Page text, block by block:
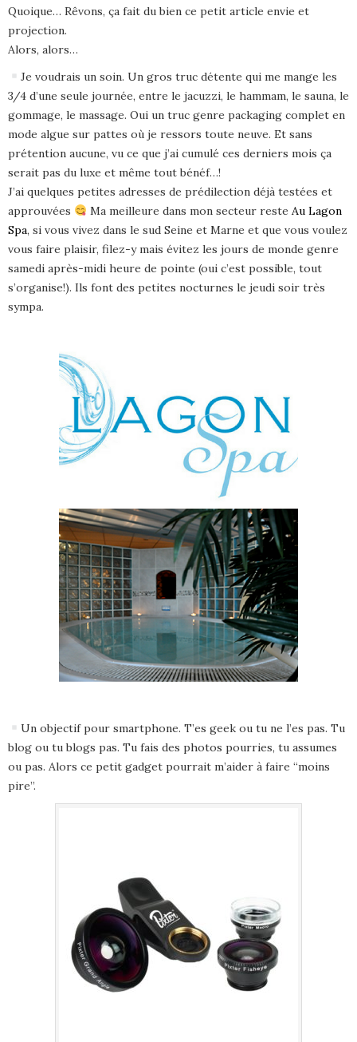
Quoique… Rêvons, ça fait du bien ce petit article envie et
projection.
Alors, alors…
Je voudrais un soin. Un gros truc détente qui me mange les
3/4 d’une seule journée, entre le jacuzzi, le hammam, le sauna, le
gommage, le massage. Oui un truc genre packaging complet en
mode algue sur pattes où je ressors toute neuve. Et sans
prétention aucune, vu ce que j’ai cumulé ces derniers mois ça
serait pas du luxe et même tout bénéf…!
J’ai quelques petites adresses de prédilection déjà testées et
approuvées
Ma meilleure dans mon secteur reste Au Lagon
Spa, si vous vivez dans le sud Seine et Marne et que vous voulez
vous faire plaisir, filez-y mais évitez les jours de monde genre
samedi après-midi heure de pointe (oui c’est possible, tout
s’organise!). Ils font des petites nocturnes le jeudi soir très
sympa.
Un objectif pour smartphone. T’es geek ou tu ne l’es pas. Tu
blog ou tu blogs pas. Tu fais des photos pourries, tu assumes
ou pas. Alors ce petit gadget pourrait m’aider à faire “moins
pire”.